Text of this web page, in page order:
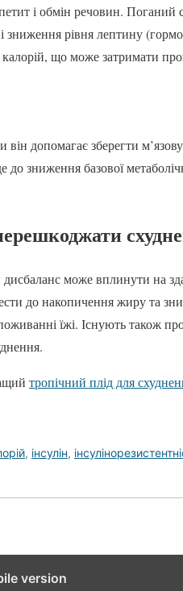
і обмін речовин. Поганий
рівня лептину
що може затримати
допомагає зберегти
зниження базової
може вплинути на
до накопичення жиру та
їжі. Існують також
тропічний плід для
, інсулін,
version